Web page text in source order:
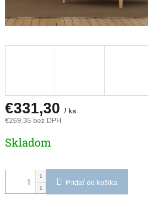
€331,30 / ks
€269,35 bez DPH
cena:
Skladom
Pridať do košíka